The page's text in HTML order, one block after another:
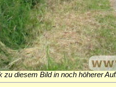
zu diesem Bild in noch höherer